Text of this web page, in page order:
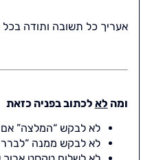
אעריך כל תשובה ותודה
ומה לא לכתוב בפניה כזאת
לא לבקש “המלצה” אם
לא לבקש ממנה “לברר